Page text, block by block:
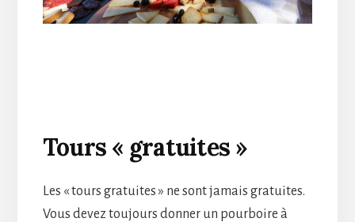
Tours « gratuites »
Les « tours gratuites » ne sont jamais gratuites.
Vous devez toujours donner un pourboire à